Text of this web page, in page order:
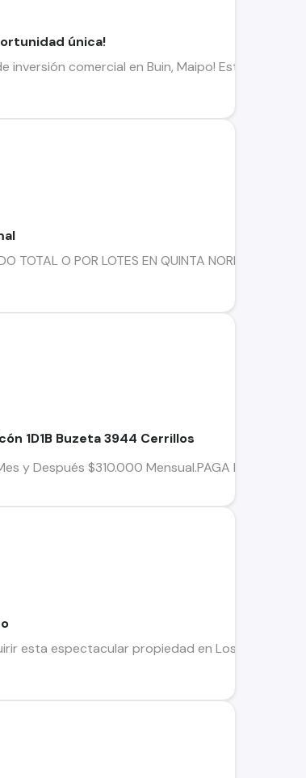
única!
inversión comercial en Buin, Maipo! Este
TOTAL O POR LOTES EN QUINTA
1D1B Buzeta 3944 Cerrillos
y Después $310.000 Mensual.PAGA LA GARANTIA
esta espectacular propiedad en Los Canelos,